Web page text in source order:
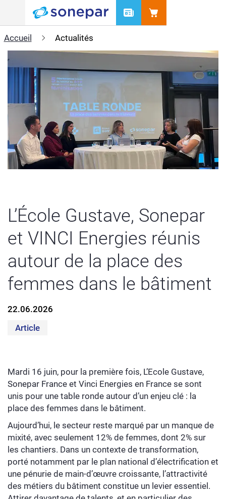
Accueil
Actualités
L’École Gustave, Sonepar
et VINCI Energies réunis
autour de la place des
femmes dans le bâtiment
22.06.2026
Article
Mardi 16 juin, pour la première fois, L’Ecole Gustave,
Sonepar France et Vinci Energies en France se sont
unis pour une table ronde autour d’un enjeu clé : la
place des femmes dans le bâtiment.
Aujourd’hui, le secteur reste marqué par un manque de
mixité, avec seulement 12% de femmes, dont 2% sur
les chantiers. Dans un contexte de transformation,
porté notamment par le plan national d’électrification et
une pénurie de main-d’œuvre croissante, l’attractivité
des métiers du bâtiment constitue un levier essentiel.